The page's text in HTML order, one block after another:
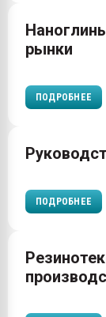
рынки
ПОДРОБНЕЕ
ПОДРОБНЕЕ